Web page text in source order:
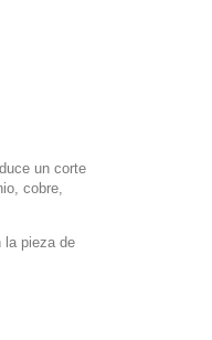
un corte
cobre,
la pieza de